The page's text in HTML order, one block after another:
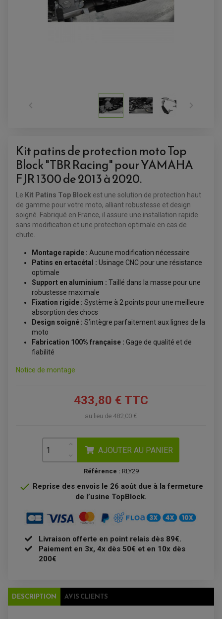
BAGAGERIE
ACCESSOIRE GPS, SMARTPHONE
SELLE CONFORT
SUPPORT TOP CASE
SUPPORT VALISE LATERAL
TOP CASE ET VALISES
SILENCIEUX / ÉCHAPPEMENT MOTO
ACCESSOIRE ÉCHAPPEMENT
ÉLECTRICITÉ
ACCESSOIRES ELECTRIQUE
CLIGNOTANT TYPE ORIGINE
DÉMARREUR
ECLAIRAGE MOTO
FEUX ADDITIONNELS
KIT RECONDITIONNEMENT DEMARREUR
POMPE A ESSENCE
REDRESSEUR / REGULATEUR
STATOR
ENTRETIEN MOTO
ATELIER, PADDOCK, STAND
BOUGIE NGK
FILTRE A AIR
FILTRE A HUILE
FILTRE ET ACCESSOIRE ESSENCE
ÉCHAPPEMENT SCOOTER
CLIGNOTANT TYPE ORIGINE
CHARGEUR DE BATTERIE
POMPE A ESSENCE
FREINAGE
DISQUE DE FREIN AVANT
DISQUE DE FREIN ARRIERE
PLAQUETTE DE FREIN AVANT
ACCESSOIRES QUAD
ACCESSOIRES ANODISES POUR QUAD
GUIDON QUAD
KIT DÉCO QUAD / SSV
KIT POIGNÉE DE GAZ QUAD
POIGNÉE QUAD
PROTÈGE-MAINS
BAGAGERIE / TREUIL / ATTELAGE
COFFRE / TOP CASE QUAD
TREUIL ET ATTELAGE QUAD-SSV
ÉCHAPPEMENT QUAD
ÉCHAPPEMENT QUAD
ENTRETIEN QUAD / SSV
BATTERIE
BOUGIE QUAD
FILTRE A AIR QUAD
FILTRE A HUILE QUAD
ÉQUIPEMENT ÉLECTRIQUE
ACCESSOIRES ÉLECTRIQUE ENDURO
PLAQUE PHARE
COMPTEUR D'HEURE
DÉMARREUR
CONDENSATEUR
BOBINE D'ALLUMAGE
COUPE-CONTACT
TRANSMISSION
KIT CHAÎNE
PATIN DE BRAS OSCILLANT
POMPE À EAU BOYESEN
RADIATEUR
DURITE RADIATEUR
 
Kit patins de protection moto Top
Block "TBR Racing" pour YAMAHA
FJR 1300 de 2013 à 2020.
Le Kit Patins Top Block est une solution de protection haut
de gamme pour votre moto, alliant robustesse et design
soigné. Fabriqué en France, il assure une installation rapide
sans modification et une protection optimale en cas de
chute.
Montage rapide : Aucune modification nécessaire
Patins en ertacétal : Usinage CNC pour une résistance
optimale
Support en aluminium : Taillé dans la masse pour une
robustesse maximale
Fixation rigide : Système à 2 points pour une meilleure
absorption des chocs
Design soigné : S’intègre parfaitement aux lignes de la
moto
Fabrication 100% française : Gage de qualité et de
fiabilité
Notice de montage
433,80 € TTC
au lieu de 482,00 €
AJOUTER AU PANIER
Référence : RLY29
 Reprise des envois le 26 août due à la fermeture
de l’usine TopBlock.
Livraison offerte en point relais dès 89€.
Paiement en 3x, 4x dès 50€ et en 10x dès
200€
DESCRIPTION AVIS CLIENTS